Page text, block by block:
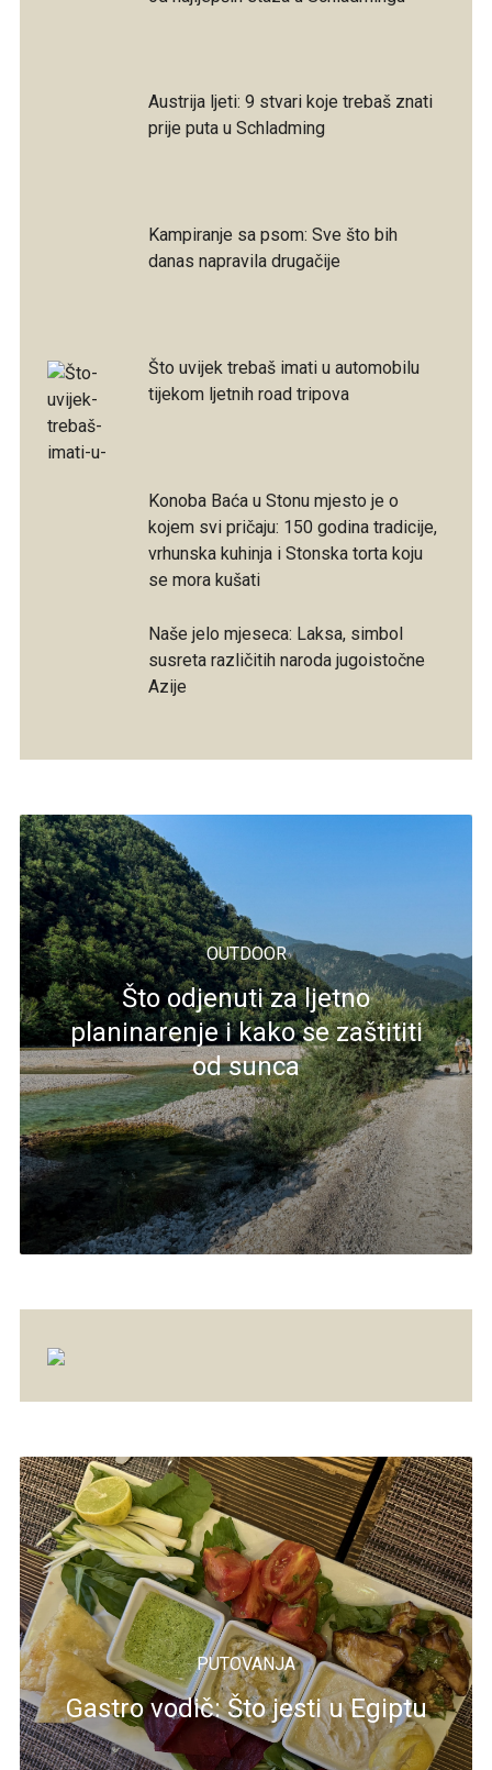
Austrija ljeti: 9 stvari koje trebaš znati
prije puta u Schladming
Kampiranje sa psom: Sve što bih
danas napravila drugačije
Što uvijek trebaš imati u automobilu
tijekom ljetnih road tripova
Konoba Baća u Stonu mjesto je o
kojem svi pričaju: 150 godina tradicije,
vrhunska kuhinja i Stonska torta koju
se mora kušati
Naše jelo mjeseca: Laksa, simbol
susreta različitih naroda jugoistočne
Azije
OUTDOOR
Što odjenuti za ljetno
planinarenje i kako se zaštititi
od sunca
PUTOVANJA
Gastro vodič: Što jesti u Egiptu